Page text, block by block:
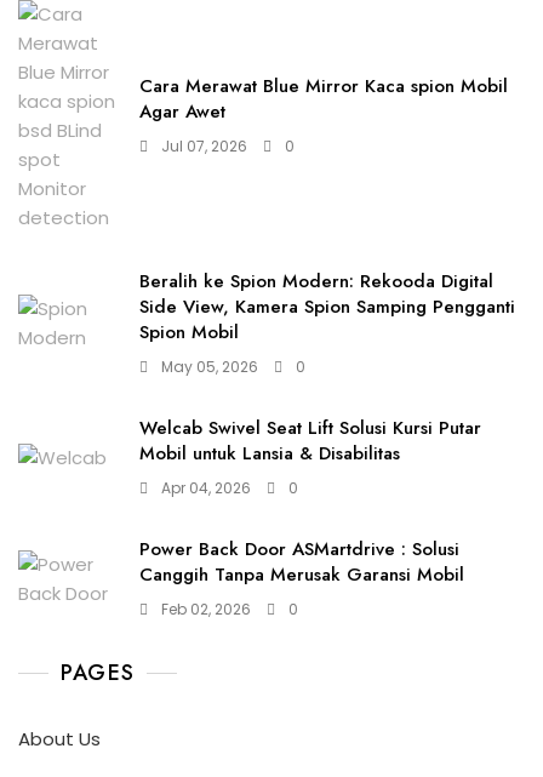
Cara Merawat Blue Mirror Kaca spion Mobil
Agar Awet
Jul 07, 2026 0
Beralih ke Spion Modern: Rekooda Digital
Side View, Kamera Spion Samping Pengganti
Spion Mobil
May 05, 2026 0
Welcab Swivel Seat Lift Solusi Kursi Putar
Mobil untuk Lansia & Disabilitas
Apr 04, 2026 0
Power Back Door ASMartdrive : Solusi
Canggih Tanpa Merusak Garansi Mobil
Feb 02, 2026 0
PAGES
About Us